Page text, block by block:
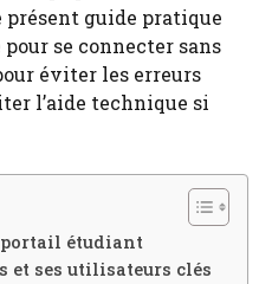
guide pratique
se connecter sans
éviter les erreurs
l’aide technique si
étudiant
et ses utilisateurs clés